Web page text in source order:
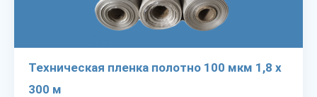
Техническая пленка полотно 100 мкм 1,8 х
300 м